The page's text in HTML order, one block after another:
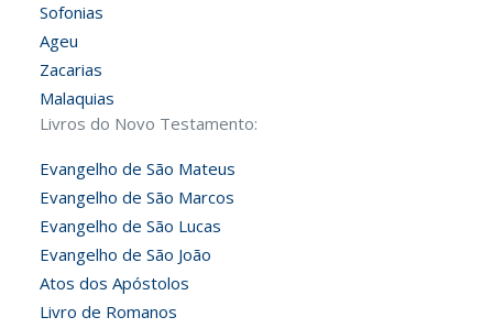
Sofonias
Ageu
Zacarias
Malaquias
Livros do Novo Testamento:
Evangelho de São Mateus
Evangelho de São Marcos
Evangelho de São Lucas
Evangelho de São João
Atos dos Apóstolos
Livro de Romanos